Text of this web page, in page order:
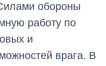
обороны
работу по
и
врага. В
массированных